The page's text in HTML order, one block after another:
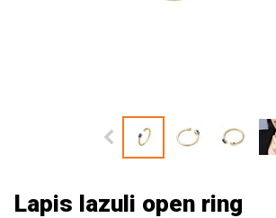
Lapis lazuli open ring